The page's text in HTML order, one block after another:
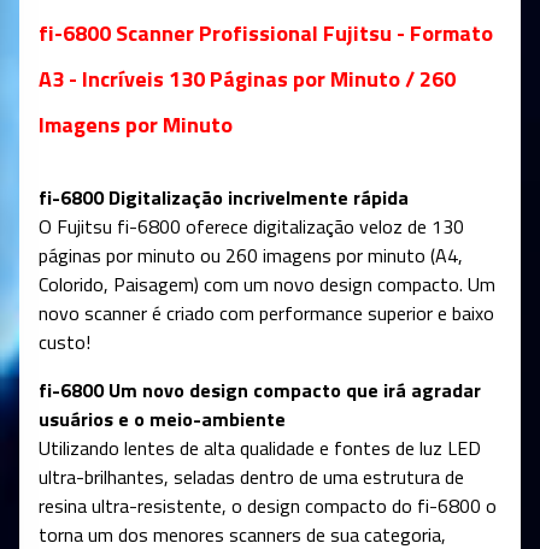
fi-6800 Scanner Profissional Fujitsu - Formato
A3 - Incríveis 130 Páginas por Minuto / 260
Imagens por Minuto
fi-6800 Digitalização incrivelmente rápida
O Fujitsu fi-6800 oferece digitalização veloz de 130
páginas por minuto ou 260 imagens por minuto (A4,
Colorido, Paisagem) com um novo design compacto. Um
novo scanner é criado com performance superior e baixo
custo!
fi-6800 Um novo design compacto que irá agradar
usuários e o meio-ambiente
Utilizando lentes de alta qualidade e fontes de luz LED
ultra-brilhantes, seladas dentro de uma estrutura de
resina ultra-resistente, o design compacto do fi-6800 o
torna um dos menores scanners de sua categoria,